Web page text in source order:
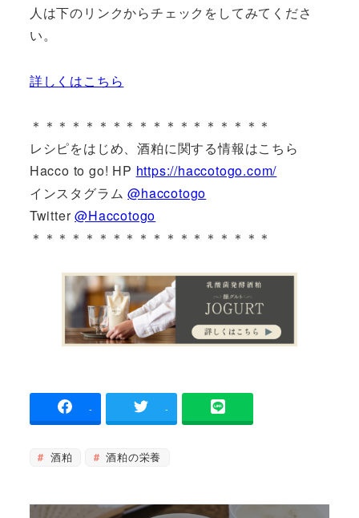
人は下のリンクからチェックをしてみてくださ
い。
詳しくはこちら
＊＊＊＊＊＊＊＊＊＊＊＊＊＊＊＊＊＊
レシピをはじめ、酒粕に関する情報はこちら
Hacco to go! HP https://haccotogo.com/
インスタグラム@haccotogo
Twitter@Haccotogo
＊＊＊＊＊＊＊＊＊＊＊＊＊＊＊＊＊＊
- -
酒粕 酒粕の栄養